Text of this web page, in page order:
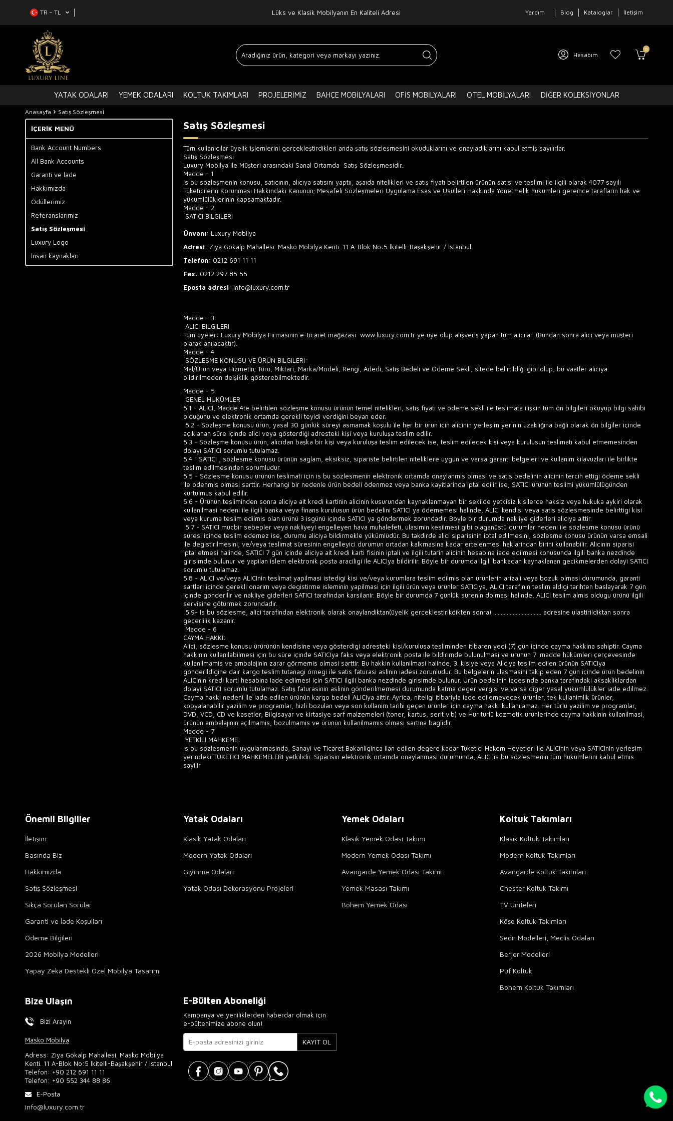
TR − TL Lüks ve Klasik Mobilyanın En Kaliteli Adresi Yardım Blog Kataloglar İletişim
Hesabım
0
YATAK ODALARI YEMEK ODALARI KOLTUK TAKIMLARI PROJELERIMIZ BAHÇE MOBILYALARI OFIS MOBILYALARI OTEL MOBILYALARI DIĞER KOLEKSIYONLAR
Anasayfa Satış Sözleşmesi
İÇERIK MENÜ
Bank Account Numbers
All Bank Accounts
Garanti ve İade
Hakkımızda
Ödüllerimiz
Referanslarımız
Satış Sözleşmesi
Luxury Logo
İnsan kaynakları
Satış Sözleşmesi
Tüm kullanıcılar üyelik işlemlerini gerçekleştirdikleri anda şatış sözleşmesini okuduklarını ve onayladıklarını kabul etmiş sayılırlar.
Satış Sözleşmesi
Luxury Mobilya ile Müşteri arasındaki Sanal Ortamda Satış Sözleşmesidir.
Madde - 1
Is bu sözleşmenin konusu, satıcının, alıcıya satısını yaptıı, aşaıda nitelikleri ve satış fiyatı belirtilen ürünün satısı ve teslimi ile ilgili olarak 4077 sayılı
Tüketicilerin Korunması Hakkındaki Kanunun; Mesafeli Sözleşmeleri Uygulama Esas ve Usulleri Hakkında Yönetmelik hükümleri gereince tarafların hak ve
yükümlülüklerinin kapsamaktadır.
Madde - 2
SATICI BILGILERI
Ünvanı: Luxury Mobilya
Adresi: Ziya Gökalp Mahallesi. Masko Mobilya Kenti. 11 A-Blok No:5 İkitelli-Başakşehir / İstanbul
Telefon: 0212 691 11 11
Fax: 0212 297 85 55
Eposta adresi: info@luxury.com.tr
Madde - 3
ALICI BILGILERI
Tüm üyeler: Luxury Mobilya Firmasının e-ticaret mağazası www.luxury.com.tr ye üye olup alışveriş yapan tüm alıcılar. (Bundan sonra alıcı veya müşteri
olarak anılacaktır).
Madde - 4
SÖZLESME KONUSU VE ÜRÜN BILGILERI:
Mal/Ürün veya Hizmetin; Türü, Miktarı, Marka/Modeli, Rengi, Adedi, Satış Bedeli ve Ödeme Sekli, sitede belirtildiği gibi olup, bu vaatler alıcıya
bildirilmeden deişiklik gösterebilmektedir.
Madde - 5
GENEL HÜKÜMLER
5.1 - ALICI, Madde 4te belirtilen sözleşme konusu ürünün temel nitelikleri, satış fiyatı ve ödeme sekli ile teslimata ilişkin tüm ön bilgileri okuyup bilgi sahibi
olduğunu ve elektronik ortamda gerekli teyidi verdiğini beyan eder.
5.2 - Sözleşme konusu ürün, yasal 30 günlük süreyi asmamak koşulu ile her bir ürün için alicinin yerleşim yerinin uzaklığına bağlı olarak ön bilgiler içinde
açıklanan süre içinde alici veya gösterdiği adresteki kişi veya kuruluşa teslim edilir.
5.3 - Sözleşme konusu ürün, alıcıdan başka bir kişi veya kuruluşa teslim edilecek ise, teslim edilecek kişi veya kurulusun teslimatı kabul etmemesinden
dolayı SATICI sorumlu tutulamaz.
5.4 " SATICI , sözlesme konusu ürünün saglam, eksiksiz, sipariste belirtilen niteliklere uygun ve varsa garanti belgeleri ve kullanim kilavuzlari ile birlikte
teslim edilmesinden sorumludur.
5.5 - Sözlesme konusu ürünün teslimati için is bu sözlesmenin elektronik ortamda onaylanmis olmasi ve satis bedelinin alicinin tercih ettigi ödeme sekli
ile ödenmis olmasi sarttir. Herhangi bir nedenle ürün bedeli ödenmez veya banka kayitlarinda iptal edilir ise, SATICI ürünün teslimi yükümlülügünden
kurtulmus kabul edilir.
5.6 - Ürünün tesliminden sonra aliciya ait kredi kartinin alicinin kusurundan kaynaklanmayan bir sekilde yetkisiz kisilerce haksiz veya hukuka aykiri olarak
kullanilmasi nedeni ile ilgili banka veya finans kurulusun ürün bedelini SATICI ya ödememesi halinde, ALICI kendisi veya satis sözlesmesinde belirttigi kisi
veya kuruma teslim edilmis olan ürünü 3 isgünü içinde SATICI ya göndermek zorundadir. Böyle bir durumda nakliye giderleri aliciya aittir.
5.7 - SATICI mücbir sebepler veya nakliyeyi engelleyen hava muhalefeti, ulasimin kesilmesi gibi olaganüstü durumlar nedeni ile sözlesme konusu ürünü
süresi içinde teslim edemez ise, durumu aliciya bildirmekle yükümlüdür. Bu takdirde alici siparisinin iptal edilmesini, sözlesme konusu ürünün varsa emsali
ile degistirilmesini, ve/veya teslimat süresinin engelleyici durumun ortadan kalkmasina kadar ertelenmesi haklarindan birini kullanabilir. Alicinin siparisi
iptal etmesi halinde, SATICI 7 gün içinde aliciya ait kredi karti fisinin iptali ve ilgili tutarin alicinin hesabina iade edilmesi konusunda ilgili banka nezdinde
girisimde bulunur ve yapilan islem elektronik posta araciligi ile ALICIya bildirilir. Böyle bir durumda ilgili bankadan kaynaklanan gecikmelerden dolayi SATICI
sorumlu tutulamaz.
5.8 - ALICI ve/veya ALICInin teslimat yapilmasi istedigi kisi ve/veya kurumlara teslim edilmis olan ürünlerin arizali veya bozuk olmasi durumunda, garanti
sartlari içinde gerekli onarim veya degistirme isleminin yapilmasi için ilgili ürün veya ürünler SATICIya, ALICI tarafinin teslim aldigi tarihten baslayarak 7 gün
içinde gönderilir ve nakliye giderleri SATICI tarafindan karsilanir. Böyle bir durumda 7 günlük sürenin dolmasi halinde, ALICI teslim almis oldugu ürünü ilgili
servisine götürmek zorundadir.
5.9- Is bu sözlesme, alici tarafindan elektronik olarak onaylandiktan(üyelik gerçeklestirikdikten sonra) ................................ adresine ulastirildiktan sonra
geçerlilik kazanir.
Madde - 6
CAYMA HAKKI:
Alici, sözlesme konusu ürürünün kendisine veya gösterdigi adresteki kisi/kurulusa tesliminden itibaren yedi (7) gün içinde cayma hakkina sahiptir. Cayma
hakkinin kullanilabilmesi için bu süre içinde SATICIya faks veya elektronik posta ile bildirimde bulunulmasi ve ürünün 7. madde hükümleri çerçevesinde
kullanilmamis ve ambalajinin zarar görmemis olmasi sarttir. Bu hakkin kullanilmasi halinde, 3. kisiye veya Aliciya teslim edilen ürünün SATICIya
gönderildigine dair kargo teslim tutanagi örnegi ile satis faturasi aslinin iadesi zorunludur. Bu belgelerin ulasmasini takip eden 7 gün içinde ürün bedelinin
ALICInin kredi karti hesabina iade edilmesi için SATICI ilgili banka nezdinde girisimde bulunur. Ürün bedelinin iadesinde banka tarafindaki aksakliklardan
dolayi SATICI sorumlu tutulamaz. Satış faturasinin aslinin gönderilmemesi durumunda katma deger vergisi ve varsa diger yasal yükümlülükler iade edilmez.
Cayma hakki nedeni ile iade edilen ürünün kargo bedeli ALICIya aittir. Ayrica, niteligi itibariyla iade edilemeyecek ürünler, tek kullanimlik ürünler,
kopyalanabilir yazilim ve programlar, hizli bozulan veya son kullanim tarihi geçen ürünler için cayma hakki kullanılamaz. Her türlü yazilim ve programlar,
DVD, VCD, CD ve kasetler, Bilgisayar ve kirtasiye sarf malzemeleri (toner, kartus, serit v.b) ve Hür türlü kozmetik ürünlerinde cayma hakkinin kullanilmasi,
ürünün ambalajinin açilmamis, bozulmamis ve ürünün kullanilmamis olmasi sartina baglidir.
Madde - 7
YETKİLİ MAHKEME:
Is bu sözlesmenin uygulanmasinda, Sanayi ve Ticaret Bakanliginca ilan edilen degere kadar Tüketici Hakem Heyetleri ile ALICInin veya SATICInin yerlesim
yerindeki TÜKETICI MAHKEMELERI yetkilidir. Siparisin elektronik ortamda onaylanmasi durumunda, ALICI is bu sözlesmenin tüm hükümlerini kabul etmis
sayilir
Önemli Bilgliler
İletişim
Basında Biz
Hakkımızda
Satış Sözleşmesi
Sıkça Sorulan Sorular
Garanti ve İade Koşulları
Ödeme Bilgileri
2026 Mobilya Modelleri
Yapay Zeka Destekli Özel Mobilya Tasarımı
Yatak Odaları
Klasik Yatak Odaları
Modern Yatak Odaları
Giyinme Odaları
Yatak Odası Dekorasyonu Projeleri
Yemek Odaları
Klasik Yemek Odası Takımı
Modern Yemek Odası Takımı
Avangarde Yemek Odası Takımı
Yemek Masası Takımı
Bohem Yemek Odası
Koltuk Takımları
Klasik Koltuk Takımları
Modern Koltuk Takımları
Avangarde Koltuk Takımları
Chester Koltuk Takımı
TV Üniteleri
Köşe Koltuk Takımları
Sedir Modelleri, Meclis Odaları
Berjer Modelleri
Puf Koltuk
Bohem Koltuk Takımları
Bize Ulaşın
Bizi Arayın
Masko Mobilya
Adress: Ziya Gökalp Mahallesi. Masko Mobilya
Kenti. 11 A-Blok No:5 İkitelli-Başakşehir / İstanbul
Telefon: +90 212 691 11 11
Telefon: +90 552 344 88 86
E-Posta
info@luxury.com.tr
E-Bülten Aboneliği
Kampanya ve yeniliklerden haberdar olmak için
e-bültenimize abone olun!
KAYIT OL